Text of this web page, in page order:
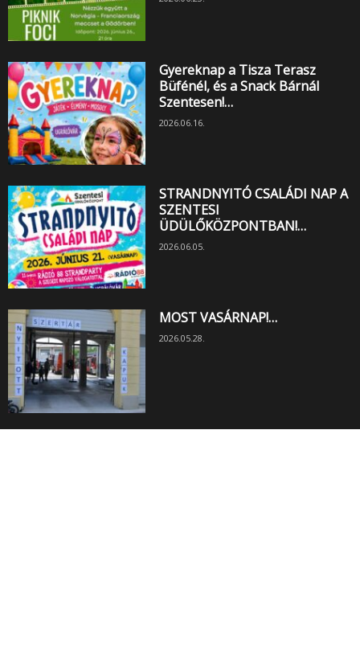
Gyereknap a Tisza Terasz
Büfénél, és a Snack Bárnál
Szentesen!…
2026.06.16.
STRANDNYITÓ CSALÁDI NAP A
SZENTESI
ÜDÜLŐKÖZPONTBAN!…
2026.06.05.
MOST VASÁRNAP!…
2026.05.28.